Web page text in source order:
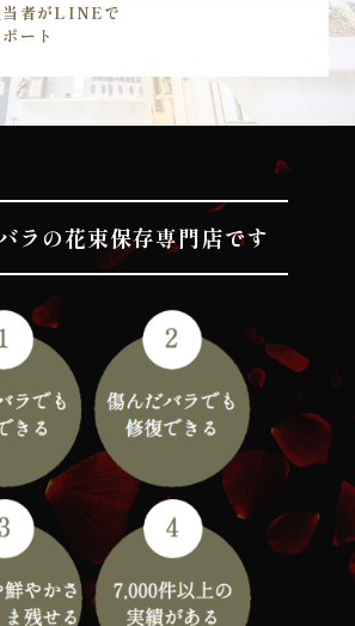
者がLINEで
ート
ラの花束保存専門店です